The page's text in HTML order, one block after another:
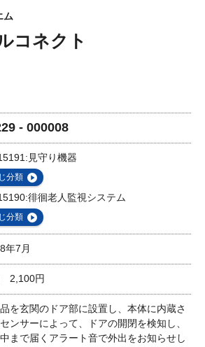
ム
コネクト
- 000008
見守り機器
分類
徘徊老人監視システム
分類
年7月
2,100円
を玄関のドア部に設置し、本体に内蔵さ
ンサーによって、ドアの開閉を検知し、
まで届くアラート音で外出をお知らせし